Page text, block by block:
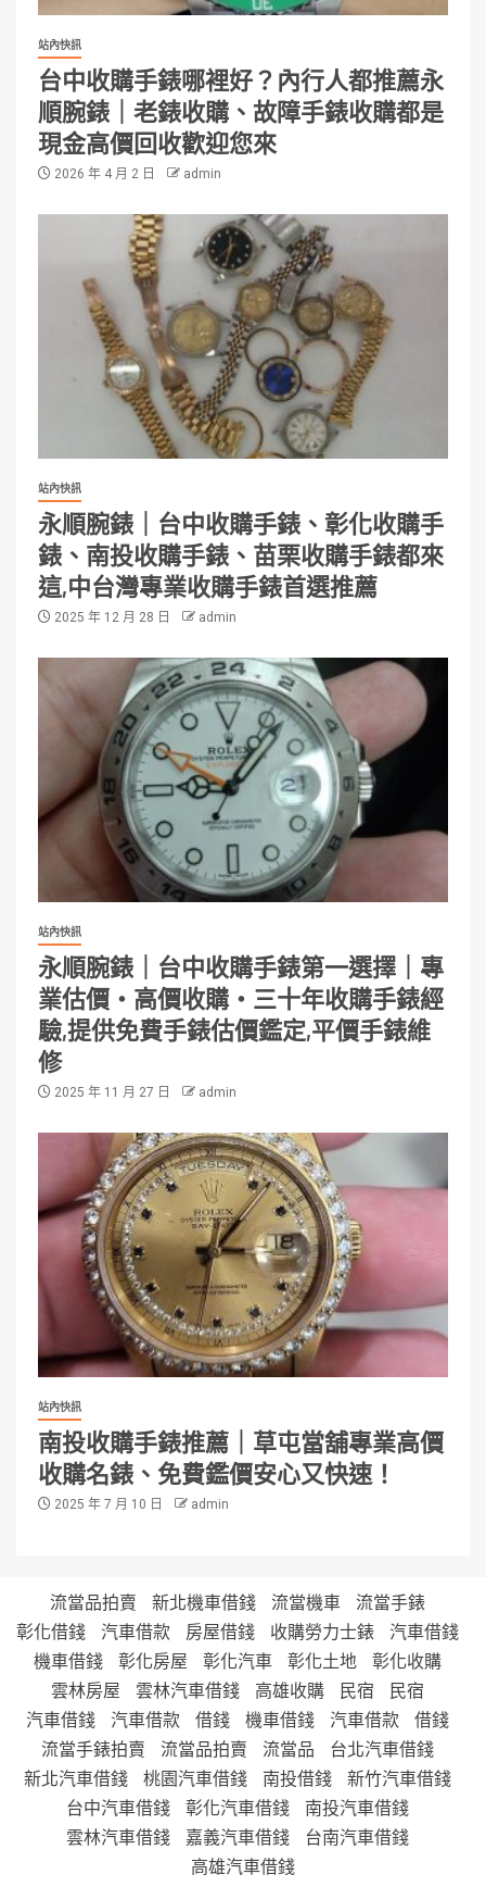
站內快訊
台中收購手錶哪裡好？內行人都推薦永
順腕錶｜老錶收購、故障手錶收購都是
現金高價回收歡迎您來
2026 年 4 月 2 日 admin
站內快訊
永順腕錶｜台中收購手錶、彰化收購手
錶、南投收購手錶、苗栗收購手錶都來
這,中台灣專業收購手錶首選推薦
2025 年 12 月 28 日 admin
站內快訊
永順腕錶｜台中收購手錶第一選擇｜專
業估價・高價收購・三十年收購手錶經
驗,提供免費手錶估價鑑定,平價手錶維
修
2025 年 11 月 27 日 admin
站內快訊
南投收購手錶推薦｜草屯當舖專業高價
收購名錶、免費鑑價安心又快速！
2025 年 7 月 10 日 admin
流當品拍賣 新北機車借錢 流當機車
流當手錶
彰化借錢
汽車借款 房屋借錢 收購勞力士錶
汽車借錢
機車借錢
彰化房屋 彰化汽車 彰化土地
彰化收購
雲林房屋
雲林汽車借錢 高雄收購 民宿
民宿
汽車借錢
汽車借款 借錢 機車借錢 汽車借款
借錢
流當手錶拍賣
流當品拍賣 流當品
台北汽車借錢
新北汽車借錢
桃園汽車借錢 南投借錢
新竹汽車借錢
台中汽車借錢
彰化汽車借錢
南投汽車借錢
雲林汽車借錢
嘉義汽車借錢
台南汽車借錢
高雄汽車借錢